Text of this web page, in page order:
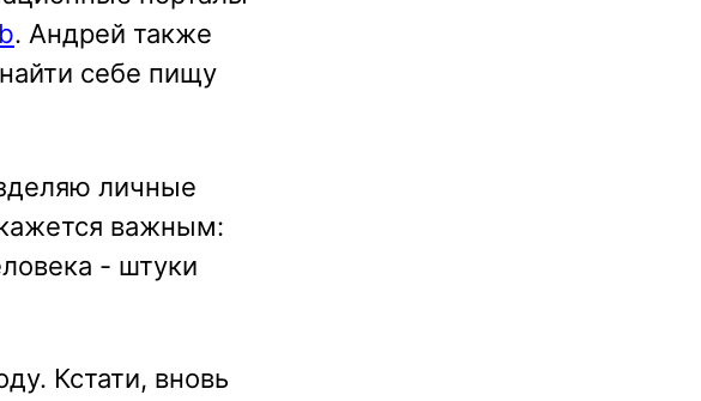
. Андрей также
себе пищу
личные
важным:
- штуки
Кстати, вновь